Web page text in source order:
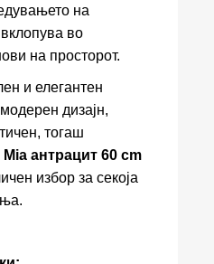
на
во
на просторот.
и елегантен
дизајн,
тогаш
Mia антрацит 60 cm
избор за секоја